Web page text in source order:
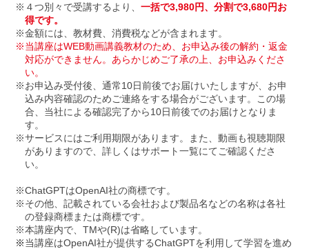
４つ別々で受講するより、 一括で3,980円、分割で3,680円お
得です。
金額には、教材費、消費税などが含まれます。
当講座はWEB動画講義教材のため、お申込み後の解約・返金
対応ができません。あらかじめご了承の上、お申込みくださ
い。
お申込み受付後、通常10日前後でお届けいたしますが、お申
込み内容確認のためご連絡をする場合がございます。この場
合、当社による確認完了から10日前後でのお届けとなりま
す。
サービスにはご利用期限があります。また、動画も視聴期限
がありますので、詳しくはサポート一覧にてご確認くださ
い。
ChatGPTはOpenAI社の商標です。
その他、記載されている会社および製品名などの名称は各社
の登録商標または商標です。
本講座内で、TMや(R)は省略しています。
当講座はOpenAI社が提供するChatGPTを利用して学習を進め